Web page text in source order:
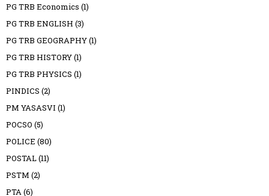
PG TRB Economics (1)
PG TRB ENGLISH (3)
PG TRB GEOGRAPHY(1)
PG TRB HISTORY(1)
PG TRB PHYSICS (1)
PINDICS (2)
PM YASASVI (1)
POCSO (5)
POLICE (80)
POSTAL(11)
PSTM (2)
PTA(6)